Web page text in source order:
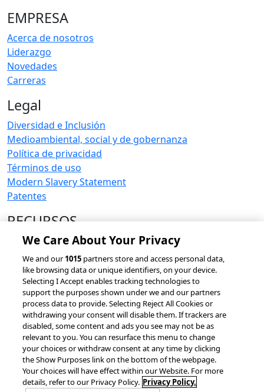
EMPRESA
Acerca de nosotros
Liderazgo
Novedades
Carreras
Legal
Diversidad e Inclusión
Medioambiental, social y de gobernanza
Política de privacidad
Términos de uso
Modern Slavery Statement
Patentes
RECURSOS
Historias de éxito de clientes
accesso Events
Asociaciones e integraciones
Todos los derechos reservados.
Política de cookies
Configuración de cookies
We Care About Your Privacy
We and our1015 partners store and access personal data,
like browsing data or unique identifiers, on your device.
Selecting I Accept enables tracking technologies to
support the purposes shown under we and our partners
process data to provide. Selecting Reject All Cookies or
withdrawing your consent will disable them. If trackers are
disabled, some content and ads you see may not be as
relevant to you. You can resurface this menu to change
your choices or withdraw consent at any time by clicking
the Show Purposes link on the bottom of the webpage.
Your choices will have effect within our Website. For more
details, refer to our Privacy Policy. Privacy Policy.